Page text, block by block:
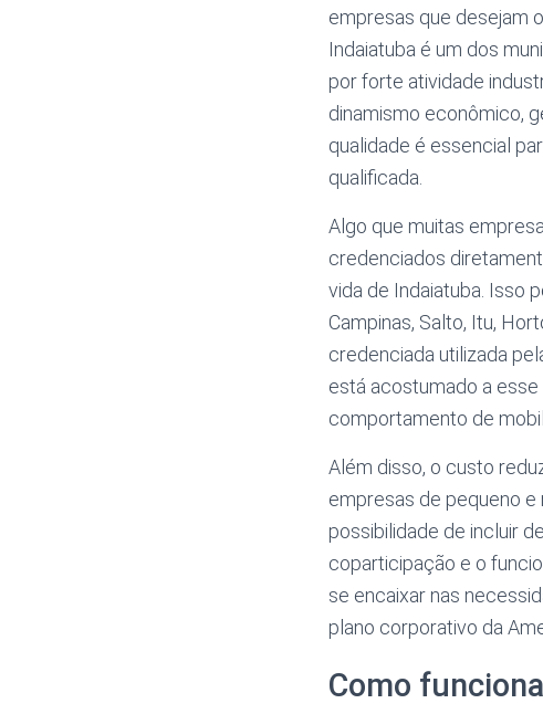
empresas que desejam
Indaiatuba é um dos
por forte atividade
dinamismo econômico,
qualidade é essencial
qualificada.
Algo que muitas
credenciados
vida de Indaiatuba. Isso
Campinas, Salto, Itu,
credenciada utilizada
está acostumado a
comportamento de
Além disso, o custo
empresas de pequeno
possibilidade de incluir
coparticipação e o
se encaixar nas
plano corporativo da
Como